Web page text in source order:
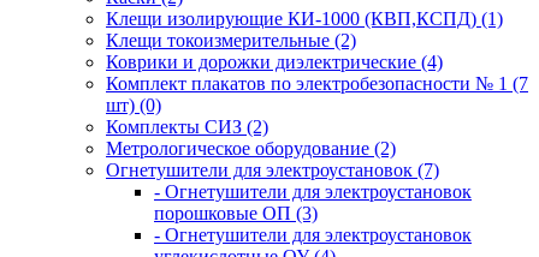
Клещи изолирующие КИ-1000 (КВП,КСПД) (1)
Клещи токоизмерительные (2)
Коврики и дорожки диэлектрические (4)
Комплект плакатов по электробезопасности № 1 (7
шт) (0)
Комплекты СИЗ (2)
Метрологическое оборудование (2)
Огнетушители для электроустановок (7)
- Огнетушители для электроустановок
порошковые ОП (3)
- Огнетушители для электроустановок